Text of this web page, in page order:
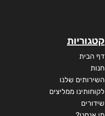
קטגוריות
דף הבית
חנות
השירותים שלנו
לקוחותינו ממליצים
שידורים